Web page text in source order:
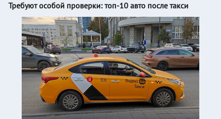
Требуют особой проверки: топ-10 авто после такси